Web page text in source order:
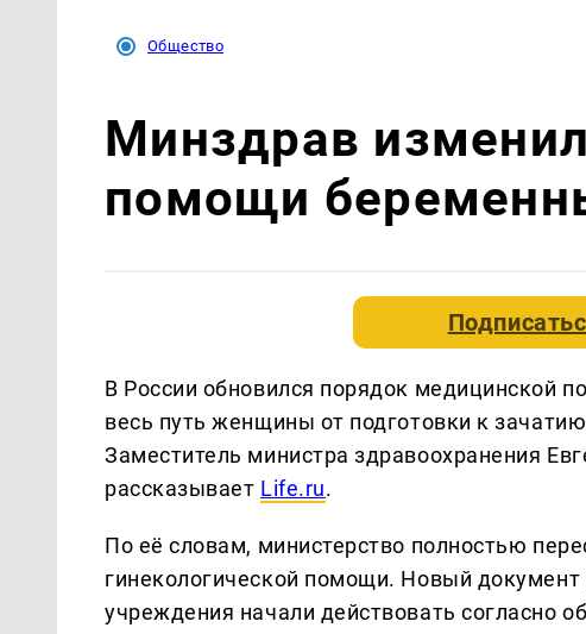
Общество
Минздрав
помощи
В России обновился порядок медицинской
весь путь женщины от подготовки к
Заместитель министра здравоохранения
рассказывает Life.ru.
По её словам, министерство полностью
гинекологической помощи. Новый документ
учреждения начали действовать согласно